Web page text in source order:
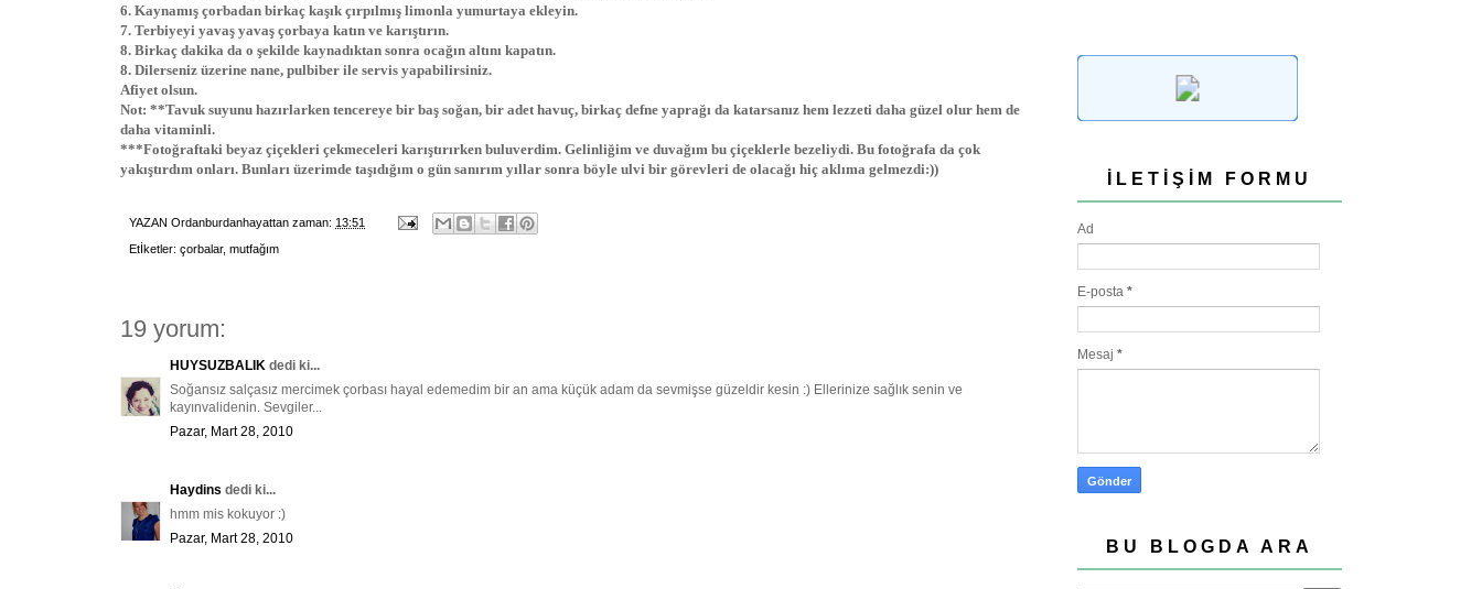
6. Kaynamış çorbadan birkaç kaşık çırpılmış limonla yumurtaya ekleyin.
7. Terbiyeyi yavaş yavaş çorbaya katın ve karıştırın.
8. Birkaç dakika da o şekilde kaynadıktan sonra ocağın altını kapatın.
8. Dilerseniz üzerine nane, pulbiber ile servis yapabilirsiniz.
Afiyet olsun.
Not: **Tavuk suyunu hazırlarken tencereye bir baş soğan, bir adet havuç, birkaç defne yaprağı da katarsanız hem lezzeti daha güzel olur hem de
daha vitaminli.
***Fotoğraftaki beyaz çiçekleri çekmeceleri karıştırırken buluverdim. Gelinliğim ve duvağım bu çiçeklerle bezeliydi. Bu fotoğrafa da çok
yakıştırdım onları. Bunları üzerimde taşıdığım o gün sanırım yıllar sonra böyle ulvi bir görevleri de olacağı hiç aklıma gelmezdi:))
YAZAN Ordanburdanhayattan zaman: 13:51
Etİketler: çorbalar, mutfağım
19 yorum:
HUYSUZBALIK dedi ki...
Soğansız salçasız mercimek çorbası hayal edemedim bir an ama küçük adam da sevmişse güzeldir kesin :) Ellerinize sağlık senin ve
kayınvalidenin. Sevgiler...
Pazar, Mart 28, 2010
Haydins dedi ki...
hmm mis kokuyor :)
Pazar, Mart 28, 2010
İLETIŞIM FORMU
Ad
E-posta *
Mesaj *
BU BLOGDA ARA